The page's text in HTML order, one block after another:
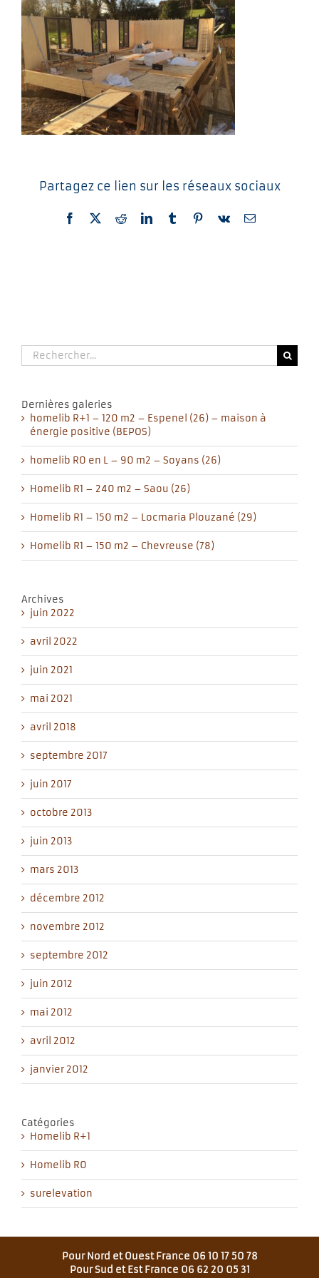
Partagez ce lien sur les réseaux sociaux
Facebook
X RedditLinkedInTumblrPinterest
Vk Email
Rechercher:
Dernières galeries
homelib R+1 – 120 m2 – Espenel (26) – maison à
énergie positive (BEPOS)
homelib R0 en L – 90 m2 – Soyans (26)
Homelib R1 – 240 m2 – Saou (26)
Homelib R1 – 150 m2 – Locmaria Plouzané (29)
Homelib R1 – 150 m2 – Chevreuse (78)
Archives
juin 2022
avril 2022
juin 2021
mai 2021
avril 2018
septembre 2017
juin 2017
octobre 2013
juin 2013
mars 2013
décembre 2012
novembre 2012
septembre 2012
juin 2012
mai 2012
avril 2012
janvier 2012
Catégories
Homelib R+1
Homelib R0
surelevation
Pour Nord et Ouest France 06 10 17 50 78
Pour Sud et Est France 06 62 20 05 31